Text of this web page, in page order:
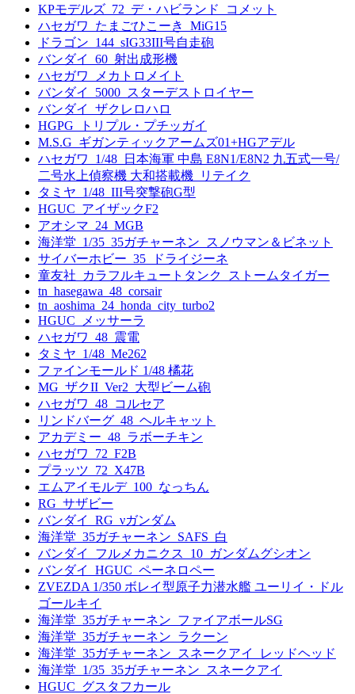
KPモデルズ_72_デ・ハビランド_コメット
ハセガワ_たまごひこーき_MiG15
ドラゴン_144_sIG33III号自走砲
バンダイ_60_射出成形機
ハセガワ_メカトロメイト
バンダイ_5000_スターデストロイヤー
バンダイ_ザクレロハロ
HGPG_トリプル・プチッガイ
M.S.G_ギガンティックアームズ01+HGアデル
ハセガワ_1/48_日本海軍 中島 E8N1/E8N2 九五式一号/
二号水上偵察機 大和搭載機_リテイク
タミヤ_1/48_III号突撃砲G型
HGUC_アイザックF2
アオシマ_24_MGB
海洋堂_1/35_35ガチャーネン_スノウマン＆ビネット
サイバーホビー_35_ドライジーネ
童友社_カラフルキュートタンク_ストームタイガー
tn_hasegawa_48_corsair
tn_aoshima_24_honda_city_turbo2
HGUC_メッサーラ
ハセガワ_48_震電
タミヤ_1/48_Me262
ファインモールド 1/48 橘花
MG_ザクII_Ver2_大型ビーム砲
ハセガワ_48_コルセア
リンドバーグ_48_ヘルキャット
アカデミー_48_ラボーチキン
ハセガワ_72_F2B
プラッツ_72_X47B
エムアイモルデ_100_なっちん
RG_サザビー
バンダイ_RG_νガンダム
海洋堂_35ガチャーネン_SAFS_白
バンダイ_フルメカニクス_10_ガンダムグシオン
バンダイ_HGUC_ペーネロペー
ZVEZDA 1/350 ボレイ型原子力潜水艦 ユーリイ・ドル
ゴールキイ
海洋堂_35ガチャーネン_ファイアボールSG
海洋堂_35ガチャーネン_ラクーン
海洋堂_35ガチャーネン_スネークアイ_レッドヘッド
海洋堂_1/35_35ガチャーネン_スネークアイ
HGUC_グスタフカール